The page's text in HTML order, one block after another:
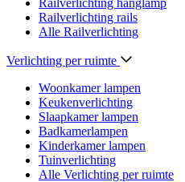
Railverlichting hanglamp
Railverlichting rails
Alle Railverlichting
Verlichting per ruimte
Woonkamer lampen
Keukenverlichting
Slaapkamer lampen
Badkamerlampen
Kinderkamer lampen
Tuinverlichting
Alle Verlichting per ruimte